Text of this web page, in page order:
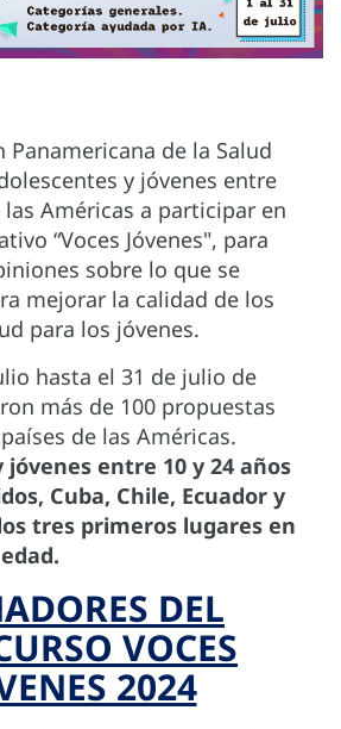
Panamericana de la Salud
y jóvenes entre
las Américas a participar en
“Voces Jóvenes", para
sobre lo que se
mejorar la calidad de los
para los jóvenes.
hasta el 31 de julio de
más de 100 propuestas
de las Américas.
jóvenes entre 10 y 24 años
Cuba, Chile, Ecuador y
tres primeros lugares en
DEL
VOCES
2024